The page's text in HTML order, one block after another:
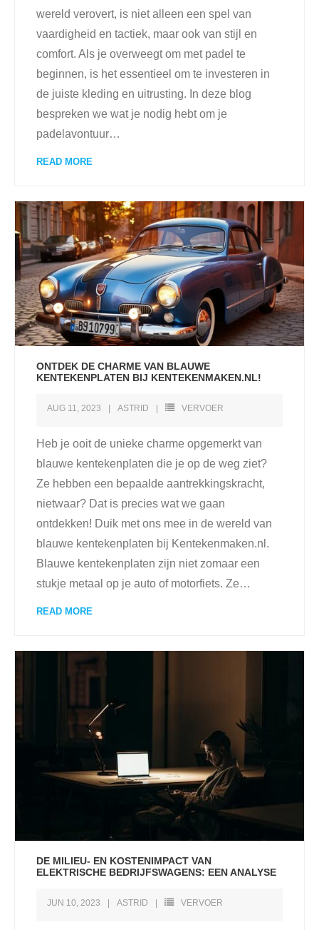
wereld verovert, is niet alleen een spel van
vaardigheid en tactiek, maar ook van stijl en
comfort. Als je overweegt om met padel te
beginnen, is het essentieel om te investeren in
de juiste kleding en uitrusting. In deze blog
bespreken we wat je nodig hebt om je
padelavontuur…
READ MORE
ONTDEK DE CHARME VAN BLAUWE
KENTEKENPLATEN BIJ KENTEKENMAKEN.NL!
AUG 11, 2023 ASTRID VERVOER
Heb je ooit de unieke charme opgemerkt van
blauwe kentekenplaten die je op de weg ziet?
Ze hebben een bepaalde aantrekkingskracht,
nietwaar? Dat is precies wat we gaan
ontdekken! Duik met ons mee in de wereld van
blauwe kentekenplaten bij Kentekenmaken.nl.
Blauwe kentekenplaten zijn niet zomaar een
stukje metaal op je auto of motorfiets. Ze…
READ MORE
DE MILIEU- EN KOSTENIMPACT VAN
ELEKTRISCHE BEDRIJFSWAGENS: EEN ANALYSE
JUN 10, 2023 ASTRID VERVOER